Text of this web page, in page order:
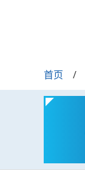
首页